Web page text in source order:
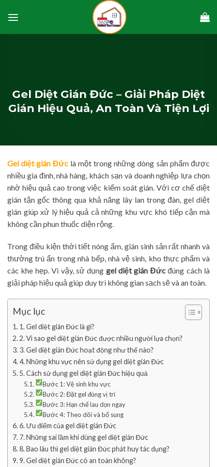
Gel Diệt Gián Đức – Giải Pháp Diệt
Gián Hiệu Quả, An Toàn Và Tiện Lợi
Gel diệt gián Đứclà một trong những dòng sản phẩm được
nhiều gia đình, nhà hàng, khách sạn và doanh nghiệp lựa chọn
nhờ hiệu quả cao trong việc kiểm soát gián. Với cơ chế diệt
gián tận gốc thông qua khả năng lây lan trong đàn, gel diệt
gián giúp xử lý hiệu quả cả những khu vực khó tiếp cận mà
không cần phun thuốc diện rộng.
Trong điều kiện thời tiết nóng ẩm, gián sinh sản rất nhanh và
thường trú ẩn trong nhà bếp, nhà vệ sinh, kho thực phẩm và
các khe hẹp. Vì vậy, sử dụng gel diệt gián Đứcđúng cách là
giải pháp hiệu quả giúp duy trì không gian sạch sẽ và an toàn.
Mục lục
1. Gel diệt gián Đức là gì?
2. Vì sao gel diệt gián Đức được nhiều người lựa chọn?
3. Gel diệt gián Đức hoạt động như thế nào?
4. Những khu vực nên sử dụng gel diệt gián Đức
5. Cách sử dụng gel diệt gián Đức hiệu quả
Bước 1: Vệ sinh khu vực
Bước 2: Đặt gel đúng vị trí
Bước 3: Hạn chế lau dọn ngay
Bước 4: Theo dõi và bổ sung
6. Ưu điểm của gel diệt gián Đức
7. Những sai lầm khi dùng gel diệt gián Đức
8. Bao lâu thì gel diệt gián Đức phát huy tác dụng?
9. Gel diệt gián Đức có an toàn không?